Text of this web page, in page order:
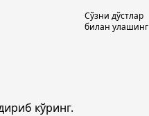
Сўзни дўстлар
билан улашинг
кўринг.